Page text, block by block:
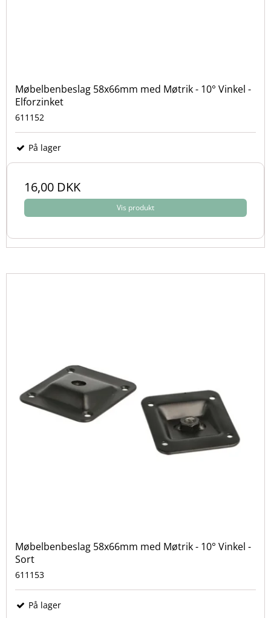
Møbelbenbeslag 58x66mm med Møtrik - 10° Vinkel -
Elforzinket
611152
På lager
16,00 DKK
Vis produkt
Møbelbenbeslag 58x66mm med Møtrik - 10° Vinkel -
Sort
611153
På lager